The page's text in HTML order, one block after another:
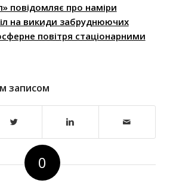
повідомляє про наміри
на викиди забруднюючих
повітря стаціонарними
записом
0